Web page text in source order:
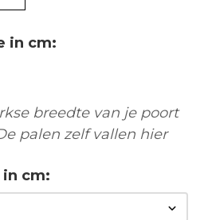
in cm
breedte van je poort
palen zelf vallen hier
cm